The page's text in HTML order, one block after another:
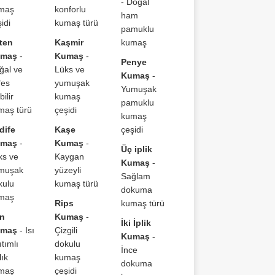
-
ve
türü
-
ve
- Isı
konforlu
kumaş türü
Kaşmir
Kumaş -
Lüks ve
yumuşak
kumaş
çeşidi
Kaşe
Kumaş -
Kaygan
yüzeyli
kumaş türü
Rips
Kumaş -
Çizgili
dokulu
kumaş
çeşidi
ham
pamuklu
kumaş
Penye
Kumaş -
Yumuşak
pamuklu
kumaş
çeşidi
Üç iplik
Kumaş -
Sağlam
dokuma
kumaş türü
İki İplik
Kumaş -
İnce
dokuma